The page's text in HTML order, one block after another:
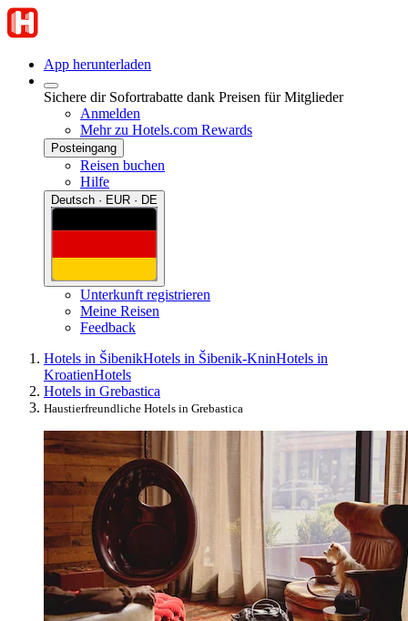
App herunterladen
Sichere dir Sofortrabatte dank Preisen für Mitglieder
Anmelden
Mehr zu Hotels.com Rewards
Posteingang
Reisen buchen
Hilfe
Deutsch · EUR · DE
Unterkunft registrieren
Meine Reisen
Feedback
Hotels in ŠibenikHotels in Šibenik-KninHotels in
KroatienHotels
Hotels in Grebastica
Haustierfreundliche Hotels in Grebastica